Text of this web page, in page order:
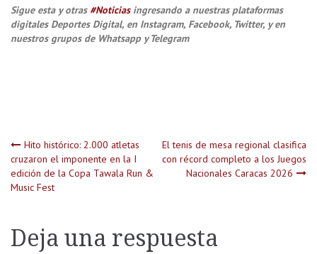
Sigue esta y otras #Noticiasingresando a nuestras plataformas
digitales Deportes Digital, en Instagram, Facebook, Twitter, y en
nuestros grupos de Whatsapp y Telegram
Navegación
de
Hito histórico: 2.000 atletas
cruzaron el imponente en la I
edición de la Copa Tawala Run &
Music Fest
El tenis de mesa regional clasifica
con récord completo a los Juegos
Nacionales Caracas 2026
Deja una respuesta